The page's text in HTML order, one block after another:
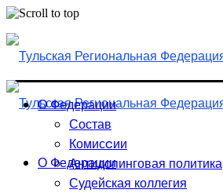
Skip
content
О Федерации
О Федерации
Состав
Комисcии
Антидопинговая политика
Судейская коллегия